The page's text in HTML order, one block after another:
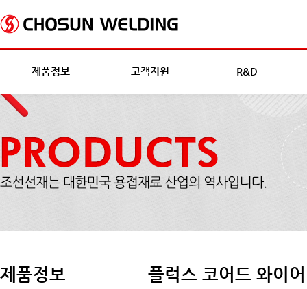
제품정보 고객지원 R&D
제품정보 플럭스 코어드 와이어